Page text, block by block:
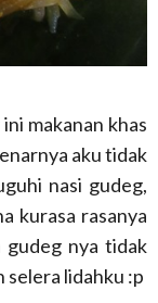
makanan khas
aku tidak
nasi gudeg,
kurasa rasanya
gudeg nya tidak
selera lidahku :p